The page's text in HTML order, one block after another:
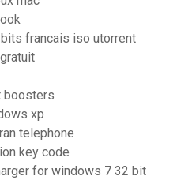
francais iso utorrent
boosters
xp
telephone
key code
for windows 7 32 bit